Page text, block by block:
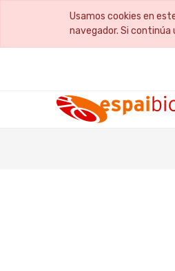
Usamos cookies en
navegador. Si